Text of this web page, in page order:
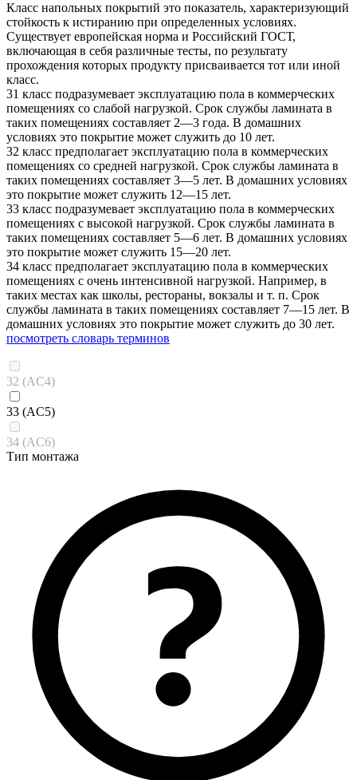
Класс напольных покрытий это показатель, характеризующий
стойкость к истиранию при определенных условиях.
Существует европейская норма и Российский ГОСТ,
включающая в себя различные тесты, по результату
прохождения которых продукту присваивается тот или иной
класс.
31 класс подразумевает эксплуатацию пола в коммерческих
помещениях со слабой нагрузкой. Срок службы ламината в
таких помещениях составляет 2—3 года. В домашних
условиях это покрытие может служить до 10 лет.
32 класс предполагает эксплуатацию пола в коммерческих
помещениях со средней нагрузкой. Срок службы ламината в
таких помещениях составляет 3—5 лет. В домашних условиях
это покрытие может служить 12—15 лет.
33 класс подразумевает эксплуатацию пола в коммерческих
помещениях с высокой нагрузкой. Срок службы ламината в
таких помещениях составляет 5—6 лет. В домашних условиях
это покрытие может служить 15—20 лет.
34 класс предполагает эксплуатацию пола в коммерческих
помещениях с очень интенсивной нагрузкой. Например, в
таких местах как школы, рестораны, вокзалы и т. п. Срок
службы ламината в таких помещениях составляет 7—15 лет. В
домашних условиях это покрытие может служить до 30 лет.
посмотреть словарь терминов
32 (AC4)
33 (AC5)
34 (AC6)
Тип монтажа